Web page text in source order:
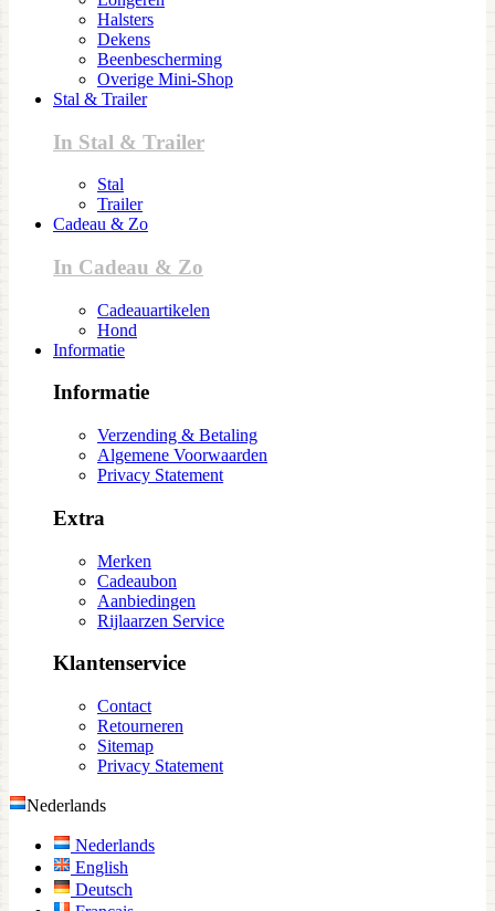
Halsters
Dekens
Beenbescherming
Overige Mini-Shop
Stal & Trailer
In Stal & Trailer
Stal
Trailer
Cadeau & Zo
In Cadeau & Zo
Cadeauartikelen
Hond
Informatie
Informatie
Verzending & Betaling
Algemene Voorwaarden
Privacy Statement
Extra
Merken
Cadeaubon
Aanbiedingen
Rijlaarzen Service
Klantenservice
Contact
Retourneren
Sitemap
Privacy Statement
Nederlands
Nederlands
English
Deutsch